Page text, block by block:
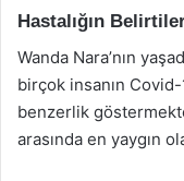
Hastalığın
Wanda Nara’nın
birçok insanın
benzerlik
arasında en yaygın